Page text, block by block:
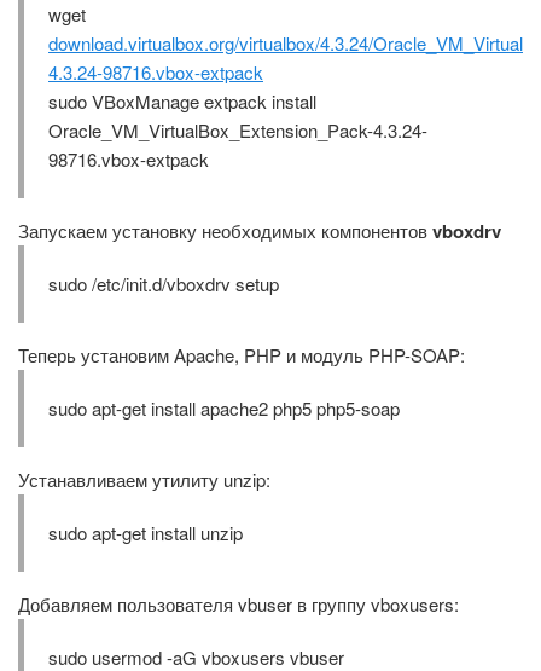
wget
download.virtualbox.org/virtualbox/4.3.24/
4.3.24-98716.vbox-extpack
sudo VBoxManage extpack install
Oracle_VM_VirtualBox_Extension_Pack-4.3.24-
98716.vbox-extpack
Запускаем установку необходимых компонентовvboxdrv
sudo /etc/init.d/vboxdrv setup
Теперь установим Apache, PHP и модуль PHP-SOAP:
sudo apt-get install apache2 php5 php5-soap
Устанавливаем утилиту unzip:
sudo apt-get install unzip
Добавляем пользователя vbuser в группу vboxusers:
sudo usermod -aG vboxusers vbuser